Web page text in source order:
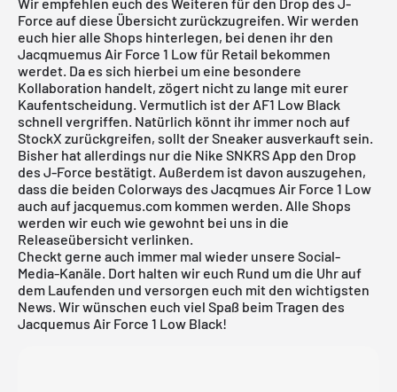
Force auf diese Übersicht zurückzugreifen. Wir werden
euch hier alle Shops hinterlegen, bei denen ihr den
Jacqmuemus Air Force 1 Low für Retail bekommen
werdet. Da es sich hierbei um eine besondere
Kollaboration handelt, zögert nicht zu lange mit eurer
Kaufentscheidung. Vermutlich ist der AF1 Low Black
schnell vergriffen. Natürlich könnt ihr immer noch auf
StockX zurückgreifen, sollt der Sneaker ausverkauft sein.
Bisher hat allerdings nur die Nike SNKRS App den Drop
des J-Force bestätigt. Außerdem ist davon auszugehen,
dass die beiden Colorways des Jacqmues Air Force 1 Low
auch auf jacquemus.com kommen werden. Alle Shops
werden wir euch wie gewohnt bei uns in die
Releaseübersichtverlinken.
Checkt gerne auch immer mal wieder unsere Social-
Media-Kanäle. Dort halten wir euch Rund um die Uhr auf
dem Laufenden und versorgen euch mit den wichtigsten
News. Wir wünschen euch viel Spaß beim Tragen des
Jacquemus Air Force 1 Low Black!